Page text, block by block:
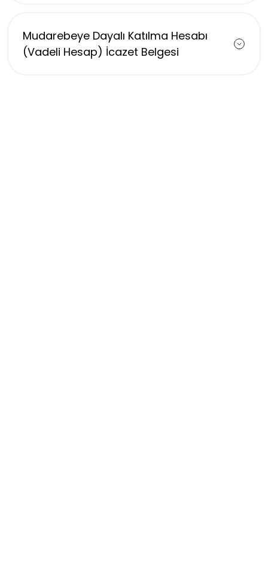
Mudarebeye Dayalı Katılma Hesabı
(Vadeli Hesap) İcazet Belgesi